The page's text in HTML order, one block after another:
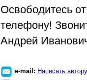
Освободитесь
телефону!
Андрей
e-mail: Написать автору